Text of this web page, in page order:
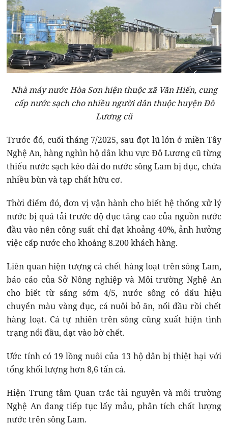
Nhà máy nước Hòa Sơn hiện thuộc xã Văn Hiến, cung
cấp nước sạch cho nhiều người dân thuộc huyện Đô
Lương cũ
Trước đó, cuối tháng 7/2025, sau đợt lũ lớn ở miền Tây
Nghệ An, hàng nghìn hộ dân khu vực Đô Lương cũ từng
thiếu nước sạch kéo dài do nước sông Lam bị đục, chứa
nhiều bùn và tạp chất hữu cơ.
Thời điểm đó, đơn vị vận hành cho biết hệ thống xử lý
nước bị quá tải trước độ đục tăng cao của nguồn nước
đầu vào nên công suất chỉ đạt khoảng 40%, ảnh hưởng
việc cấp nước cho khoảng 8.200 khách hàng.
Liên quan hiện tượng cá chết hàng loạt trên sông Lam,
báo cáo của Sở Nông nghiệp và Môi trường Nghệ An
cho biết từ sáng sớm 4/5, nước sông có dấu hiệu
chuyển màu vàng đục, cá nuôi bỏ ăn, nổi đầu rồi chết
hàng loạt. Cá tự nhiên trên sông cũng xuất hiện tình
trạng nổi đầu, dạt vào bờ chết.
Ước tính có 19 lồng nuôi của 13 hộ dân bị thiệt hại với
tổng khối lượng hơn 8,6 tấn cá.
Hiện Trung tâm Quan trắc tài nguyên và môi trường
Nghệ An đang tiếp tục lấy mẫu, phân tích chất lượng
nước trên sông Lam.